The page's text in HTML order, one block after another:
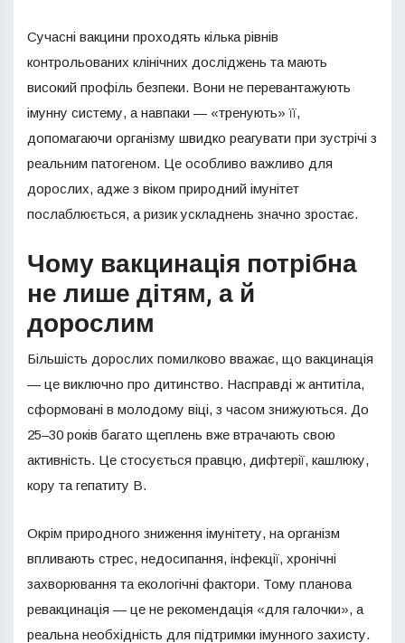
Сучасні вакцини проходять кілька рівнів
контрольованих клінічних досліджень та мають
високий профіль безпеки. Вони не перевантажують
імунну систему, а навпаки — «тренують» її,
допомагаючи організму швидко реагувати при зустрічі з
реальним патогеном. Це особливо важливо для
дорослих, адже з віком природний імунітет
послаблюється, а ризик ускладнень значно зростає.
Чому вакцинація потрібна
не лише дітям, а й
дорослим
Більшість дорослих помилково вважає, що вакцинація
— це виключно про дитинство. Насправді ж антитіла,
сформовані в молодому віці, з часом знижуються. До
25–30 років багато щеплень вже втрачають свою
активність. Це стосується правцю, дифтерії, кашлюку,
кору та гепатиту B.
Окрім природного зниження імунітету, на організм
впливають стрес, недосипання, інфекції, хронічні
захворювання та екологічні фактори. Тому планова
ревакцинація — це не рекомендація «для галочки», а
реальна необхідність для підтримки імунного захисту.